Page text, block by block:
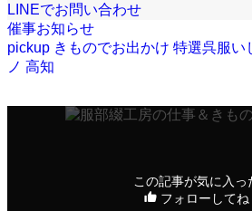
LINEでお問い合わせ
催事お知らせ
pickup きものでお出かけ 特選呉服い
ノ 高知
この記事が気に入っ
フォローしてね